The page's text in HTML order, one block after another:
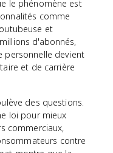
le phénomène est
comme
et
d'abonnés,
personnelle devient
et de carrière
des questions.
loi pour mieux
commerciaux,
contre